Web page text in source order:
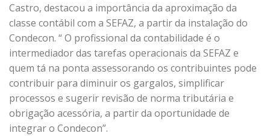
Castro, destacou a importância da aproximação da
classe contábil com a SEFAZ, a partir da instalação do
Condecon. “ O profissional da contabilidade é o
intermediador das tarefas operacionais da SEFAZ e
quem tá na ponta assessorando os contribuintes pode
contribuir para diminuir os gargalos, simplificar
processos e sugerir revisão de norma tributária e
obrigação acessória, a partir da oportunidade de
integrar o Condecon”.